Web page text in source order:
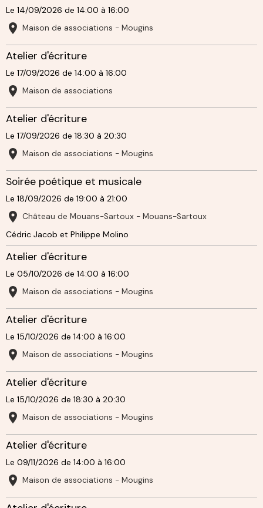
Le 14/09/2026 de 14:00 à 16:00
Maison de associations - Mougins
Atelier d'écriture
Le 17/09/2026 de 14:00 à 16:00
Maison de associations
Atelier d'écriture
Le 17/09/2026 de 18:30 à 20:30
Maison de associations - Mougins
Soirée poétique et musicale
Le 18/09/2026 de 19:00 à 21:00
Château de Mouans-Sartoux - Mouans-Sartoux
Cédric Jacob et Philippe Molino
Atelier d'écriture
Le 05/10/2026 de 14:00 à 16:00
Maison de associations - Mougins
Atelier d'écriture
Le 15/10/2026 de 14:00 à 16:00
Maison de associations - Mougins
Atelier d'écriture
Le 15/10/2026 de 18:30 à 20:30
Maison de associations - Mougins
Atelier d'écriture
Le 09/11/2026 de 14:00 à 16:00
Maison de associations - Mougins